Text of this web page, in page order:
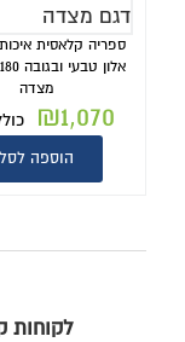
ספריה קלאסית
מצדה
₪1,070
הוספה לסל
לקוחות